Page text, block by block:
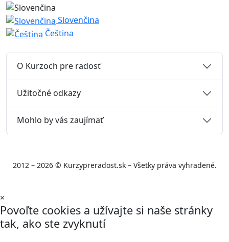
Slovenčina
Čeština
O Kurzoch pre radosť
Užitočné odkazy
Mohlo by vás zaujímať
2012 – 2026 © Kurzypreradost.sk – Všetky práva vyhradené.
×
Povoľte cookies a užívajte si naše stránky
tak, ako ste zvyknutí